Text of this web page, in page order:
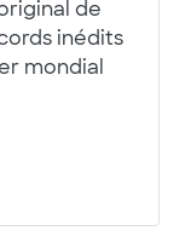
de
inédits
mondial